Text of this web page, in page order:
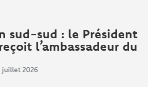
sud-sud : le Président
l’ambassadeur du
juillet 2026